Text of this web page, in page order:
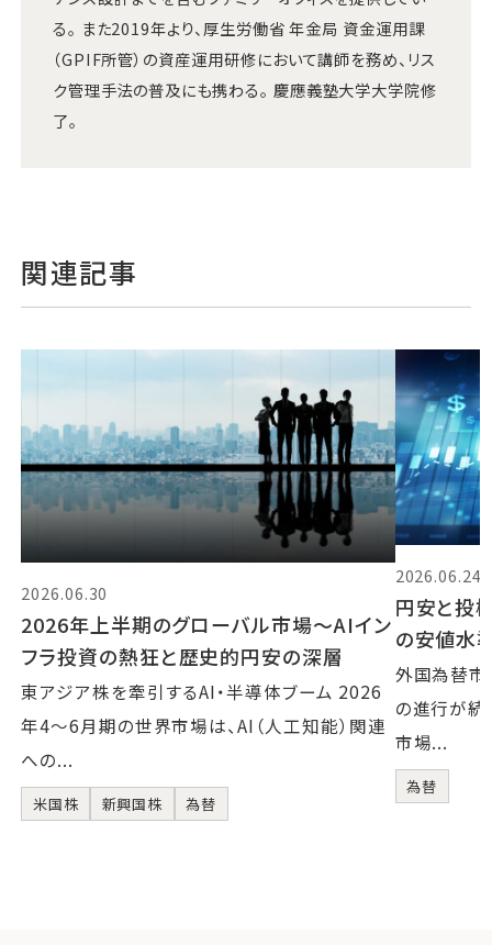
る。 また2019年より、厚生労働省 年金局 資金運用課
（GPIF所管）の資産運用研修において講師を務め、リス
ク管理手法の普及にも携わる。 慶應義塾大学大学院修
了。
関連記事
2026.06.30
2026年上半期のグローバル市場～AIイン
フラ投資の熱狂と歴史的円安の深層
東アジア株を牽引するAI・半導体ブーム 2026
年4〜6月期の世界市場は、AI（人工知能）関連
への...
米国株 新興国株 為替
2026.06.24
円安と投
の安値水
外国為替市
の進行が続
市場...
為替